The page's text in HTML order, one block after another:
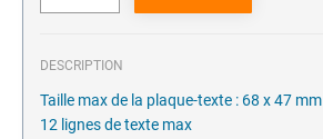
DESCRIPTION
Taille max de la plaque-texte : 68 x 47 mm
12 lignes de texte max